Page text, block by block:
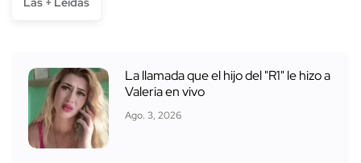
La llamada que el hijo del "R1" le hizo a
Valeria en vivo
Ago. 3, 2026